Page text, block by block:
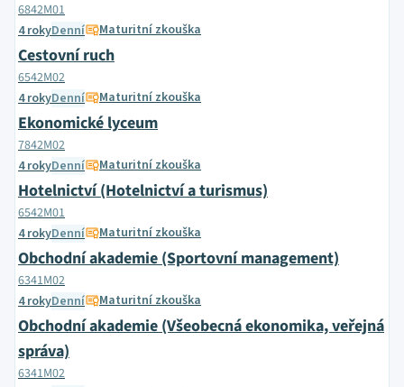
6842M01
4 rokyDenní Maturitní zkouška
Cestovní ruch
6542M02
4 rokyDenní Maturitní zkouška
Ekonomické lyceum
7842M02
4 rokyDenní Maturitní zkouška
Hotelnictví (Hotelnictví a turismus)
6542M01
4 rokyDenní Maturitní zkouška
Obchodní akademie (Sportovní management)
6341M02
4 rokyDenní Maturitní zkouška
Obchodní akademie (Všeobecná ekonomika, veřejná
správa)
6341M02